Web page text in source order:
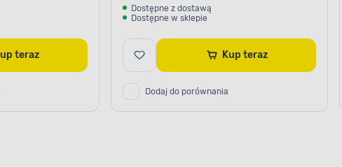
Kup teraz
Dostępne z dostawą
Dostępne w sklepie
Kup teraz
Dodaj do porównania